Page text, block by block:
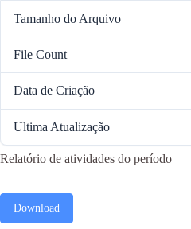
Tamanho do Arquivo
File Count
Data de Criação
Ultima Atualização
Relatório de atividades do período
Download